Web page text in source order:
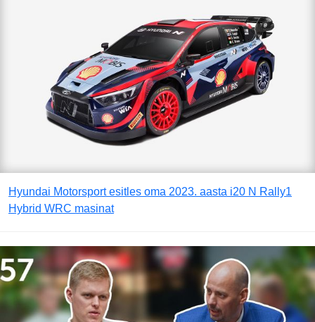
Hyundai Motorsport esitles oma 2023. aasta i20 N Rally1
Hybrid WRC masinat